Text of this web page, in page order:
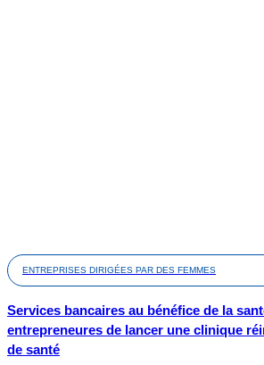
ENTREPRISES DIRIGÉES PAR DES FEMMES
Services bancaires au bénéfice de la
entrepreneures de lancer une clinique
de santé